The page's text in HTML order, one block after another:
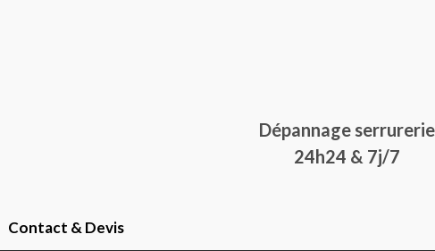
Contact & Devis
Dépannage serrurerie
24h24 & 7j/7